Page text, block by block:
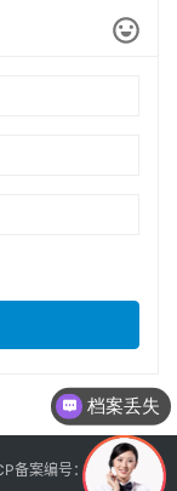
备案编号：
京ICP备
档案丢失